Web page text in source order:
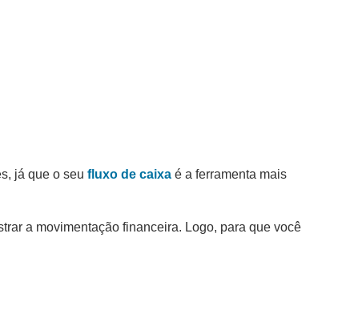
já que o seu fluxo de caixa é a ferramenta mais
a movimentação financeira. Logo, para que você